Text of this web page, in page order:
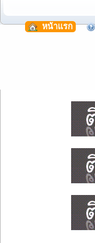
หน้าแรก